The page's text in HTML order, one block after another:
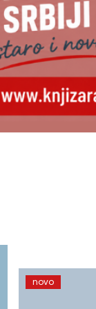
novo